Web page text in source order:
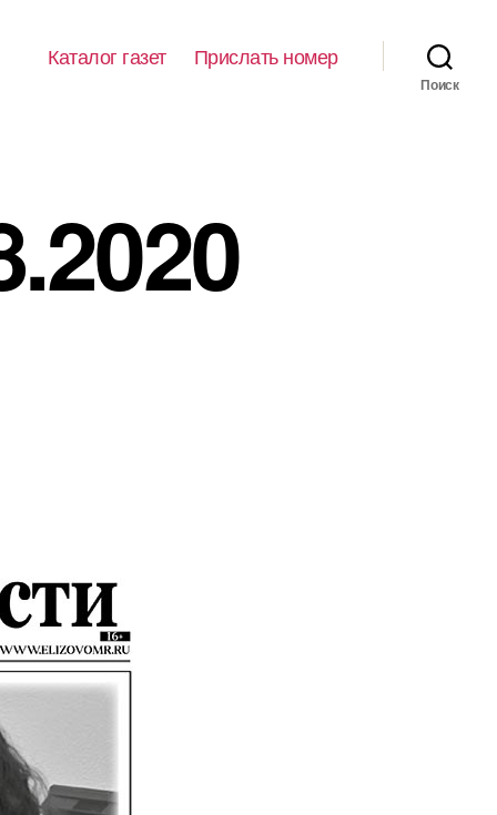
Каталог газет Прислать номер
Поиск